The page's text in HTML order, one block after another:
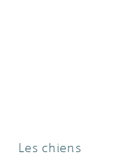
Les chiens